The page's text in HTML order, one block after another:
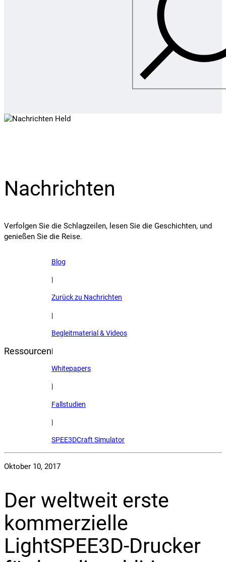
Nachrichten
Verfolgen Sie die Schlagzeilen, lesen Sie die Geschichten, und
genießen Sie die Reise.
Ressourcen
Blog
|
Zurück zu Nachrichten
|
Begleitmaterial & Videos
|
Whitepapers
|
Fallstudien
|
SPEE3DCraft Simulator
Oktober 10, 2017
Der weltweit erste
kommerzielle
LightSPEE3D-Drucker